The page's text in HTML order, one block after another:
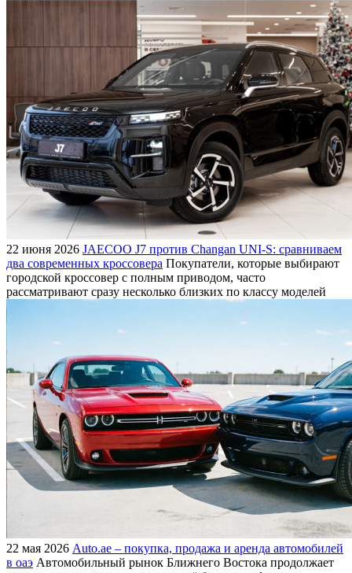
22 июня 2026 JAECOO J7 против Changan UNI-S: сравниваем
два современных кроссовера Покупатели, которые выбирают
городской кроссовер с полным приводом, часто
рассматривают сразу несколько близких по классу моделей
22 мая 2026 Auto.ae – покупка, продажа и аренда автомобилей
в оаэ Автомобильный рынок Ближнего Востока продолжает